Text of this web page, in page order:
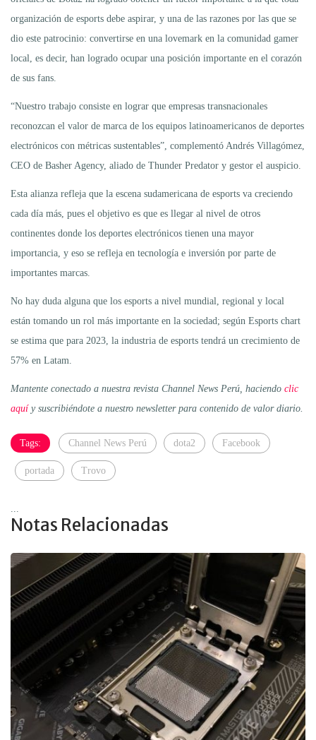
organización de esports debe aspirar, y una de las razones por las que se
dio este patrocinio: convertirse en una lovemark en la comunidad gamer
local, es decir, han logrado ocupar una posición importante en el corazón
de sus fans.
“Nuestro trabajo consiste en lograr que empresas transnacionales
reconozcan el valor de marca de los equipos latinoamericanos de deportes
electrónicos con métricas sustentables”, complementó Andrés Villagómez,
CEO de Basher Agency, aliado de Thunder Predator y gestor el auspicio.
Esta alianza refleja que la escena sudamericana de esports va creciendo
cada día más, pues el objetivo es que es llegar al nivel de otros
continentes donde los deportes electrónicos tienen una mayor
importancia, y eso se refleja en tecnología e inversión por parte de
importantes marcas.
No hay duda alguna que los esports a nivel mundial, regional y local
están tomando un rol más importante en la sociedad; según Esports chart
se estima que para 2023, la industria de esports tendrá un crecimiento de
57% en Latam.
Mantente conectado a nuestra revista Channel News Perú, haciendo clic
aquíy suscribiéndote a nuestro newsletter para contenido de valor diario.
Tags: Channel News Perú dota2 Facebook
portada Trovo
Notas Relacionadas